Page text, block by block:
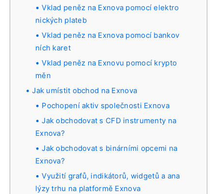
Vklad peněz na Exnova pomocí elektro
nických plateb
Vklad peněz na Exnova pomocí bankov
ních karet
Vklad peněz na Exnovu pomocí krypto
měn
Jak umístit obchod na Exnova
Pochopení aktiv společnosti Exnova
Jak obchodovat s CFD instrumenty na
Exnova?
Jak obchodovat s binárními opcemi na
Exnova?
Využití grafů, indikátorů, widgetů a ana
lýzy trhu na platformě Exnova